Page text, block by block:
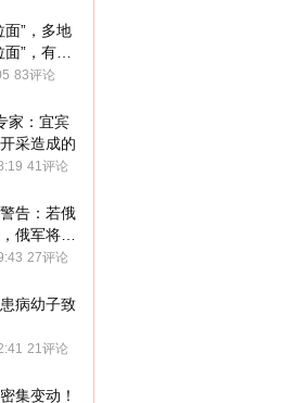
面”，多地
”，有商
83评论
家：宜宾
采造成的
41评论
告：若俄
俄军将动
27评论
病幼子致
21评论
集变动！